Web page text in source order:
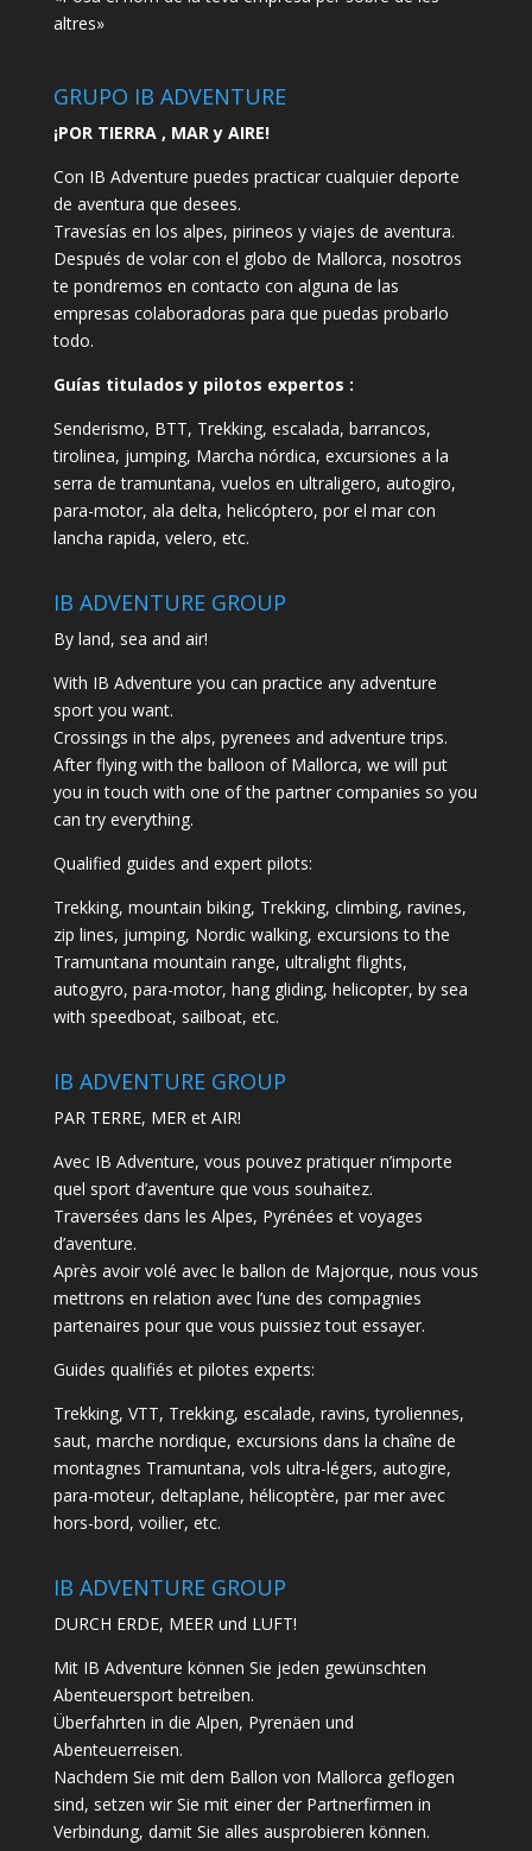
altres»
GRUPO IB ADVENTURE
¡POR TIERRA , MAR y AIRE!
Con IB Adventure puedes practicar cualquier deporte
de aventura que desees.
Travesías en los alpes, pirineos y viajes de aventura.
Después de volar con el globo de Mallorca, nosotros
te pondremos en contacto con alguna de las
empresas colaboradoras para que puedas probarlo
todo.
Guías titulados y pilotos expertos :
Senderismo, BTT, Trekking, escalada, barrancos,
tirolinea, jumping, Marcha nórdica, excursiones a la
serra de tramuntana, vuelos en ultraligero, autogiro,
para-motor, ala delta, helicóptero, por el mar con
lancha rapida, velero, etc.
IB ADVENTURE GROUP
By land, sea and air!
With IB Adventure you can practice any adventure
sport you want.
Crossings in the alps, pyrenees and adventure trips.
After flying with the balloon of Mallorca, we will put
you in touch with one of the partner companies so you
can try everything.
Qualified guides and expert pilots:
Trekking, mountain biking, Trekking, climbing, ravines,
zip lines, jumping, Nordic walking, excursions to the
Tramuntana mountain range, ultralight flights,
autogyro, para-motor, hang gliding, helicopter, by sea
with speedboat, sailboat, etc.
IB ADVENTURE GROUP
PAR TERRE, MER et AIR!
Avec IB Adventure, vous pouvez pratiquer n’importe
quel sport d’aventure que vous souhaitez.
Traversées dans les Alpes, Pyrénées et voyages
d’aventure.
Après avoir volé avec le ballon de Majorque, nous vous
mettrons en relation avec l’une des compagnies
partenaires pour que vous puissiez tout essayer.
Guides qualifiés et pilotes experts:
Trekking, VTT, Trekking, escalade, ravins, tyroliennes,
saut, marche nordique, excursions dans la chaîne de
montagnes Tramuntana, vols ultra-légers, autogire,
para-moteur, deltaplane, hélicoptère, par mer avec
hors-bord, voilier, etc.
IB ADVENTURE GROUP
DURCH ERDE, MEER und LUFT!
Mit IB Adventure können Sie jeden gewünschten
Abenteuersport betreiben.
Überfahrten in die Alpen, Pyrenäen und
Abenteuerreisen.
Nachdem Sie mit dem Ballon von Mallorca geflogen
sind, setzen wir Sie mit einer der Partnerfirmen in
Verbindung, damit Sie alles ausprobieren können.